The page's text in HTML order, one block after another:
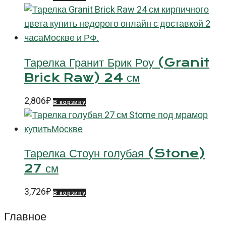
Тарелка Гранит Брик Роу (Granit
Brick Raw) 24 см
2,806₽ В корзину
Тарелка Стоун голубая (Stone)
27 см
3,726₽ В корзину
Главное